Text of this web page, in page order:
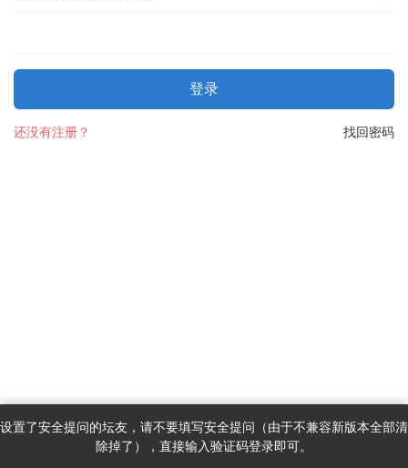
登录
找回密码
还没有注册？
消息 发现
设置了安全提问的坛友，请不要填写安全提问（由于不兼容新版本全部清
除掉了），直接输入验证码登录即可。